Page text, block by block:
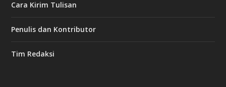
Cara Kirim Tulisan
Penulis dan Kontributor
Tim Redaksi